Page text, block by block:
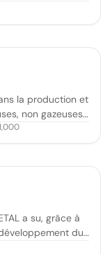
du Port
premier ordre,
la production et
non gazeuses,
a su, grâce à
du
comme un